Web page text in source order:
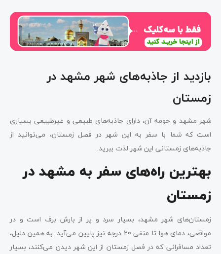
بازدید از جاذبه‌های شهر مشهد در
زمستان
شهر مشهد و حومه آن، دارای جاذبه‌های طبیعی و غیرطبیعی بسیاری
است که شما با سفر به این شهر در فصل زمستان، می‌توانید از
جاذبه‌های زمستانی این شهر لذت ببرید.
بهترین راه‌های سفر به مشهد در
زمستان
زمستان‌های شهر مشهد، بسیار سرد و پر از بارش برف است و در
مواقعی، دمای هوا تا منفی 20 درجه نیز پایین می‌آید. به همین دلیل،
تعداد مسافرانی که در فصل زمستان از این شهر دیدن می‌کنند، بسیار